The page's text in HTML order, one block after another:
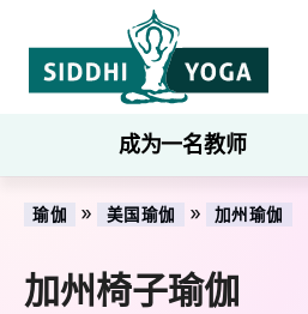
成为一名教师
瑜伽 » 美国瑜伽 » 加州瑜伽
加州椅子瑜伽